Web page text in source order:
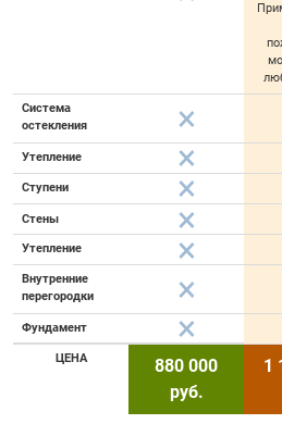
Система
остекления
Утепление
Ступени
Стены
Утепление
Внутренние
перегородки
Фундамент
ЦЕНА
880 000
руб.
1